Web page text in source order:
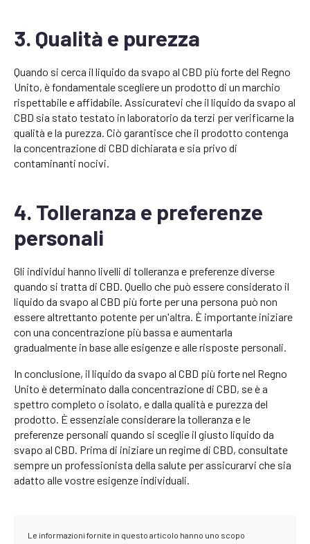
3. Qualità e purezza
Quando si cerca il liquido da svapo al CBD più forte del Regno
Unito, è fondamentale scegliere un prodotto di un marchio
rispettabile e affidabile. Assicuratevi che il liquido da svapo al
CBD sia stato testato in laboratorio da terzi per verificarne la
qualità e la purezza. Ciò garantisce che il prodotto contenga
la concentrazione di CBD dichiarata e sia privo di
contaminanti nocivi.
4. Tolleranza e preferenze
personali
Gli individui hanno livelli di tolleranza e preferenze diverse
quando si tratta di CBD. Quello che può essere considerato il
liquido da svapo al CBD più forte per una persona può non
essere altrettanto potente per un'altra. È importante iniziare
con una concentrazione più bassa e aumentarla
gradualmente in base alle esigenze e alle risposte personali.
In conclusione, il liquido da svapo al CBD più forte nel Regno
Unito è determinato dalla concentrazione di CBD, se è a
spettro completo o isolato, e dalla qualità e purezza del
prodotto. È essenziale considerare la tolleranza e le
preferenze personali quando si sceglie il giusto liquido da
svapo al CBD. Prima di iniziare un regime di CBD, consultate
sempre un professionista della salute per assicurarvi che sia
adatto alle vostre esigenze individuali.
Le informazioni fornite in questo articolo hanno uno scopo